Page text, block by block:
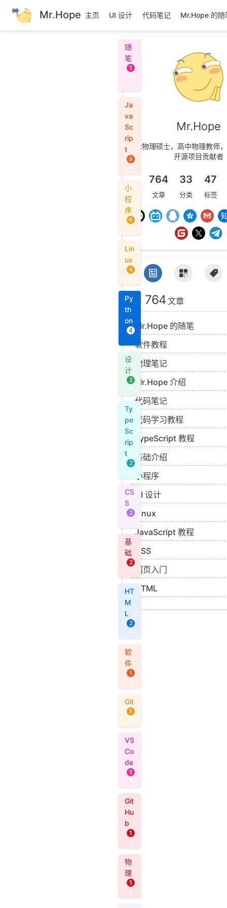
跳
至
主
Mr.Hope 主页 UI 设计 代码笔记 Mr.Hope 的随
随
笔
1
Ja
va
Sc
rip
t
9
小
程
序
6
7
Lin
ux
4
8
Py
th
on
4
设
计
2
9
Ty
pe
Sc
rip
t
2
8
CS
S
2
基
础
2
0
HT
M
L
2
0
软
件
1
Git
1
9
VS
Co
de
1
Git
Hu
b
1
4
物
理
1
3
Mr.Hope
理论物理硕士，高中物理教师
开源项目贡献者
764
文章
33
分类
47
标签
764 文章
Mr.Hope 的随笔
软件教程
物理笔记
Mr.Hope 介绍
代码笔记
代码学习教程
TypeScript 教程
基础介绍
小程序
UI 设计
Linux
JavaScript 教程
CSS
网页入门
HTML